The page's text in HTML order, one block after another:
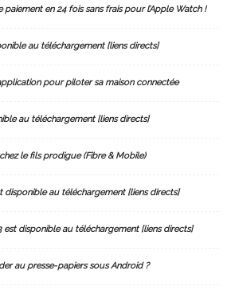
paiement en 24 fois sans frais pour l’Apple Watch !
au téléchargement [liens directs]
pour piloter sa maison connectée
au téléchargement [liens directs]
le fils prodigue (Fibre & Mobile)
disponible au téléchargement [liens directs]
est disponible au téléchargement [liens directs]
au presse-papiers sous Android ?